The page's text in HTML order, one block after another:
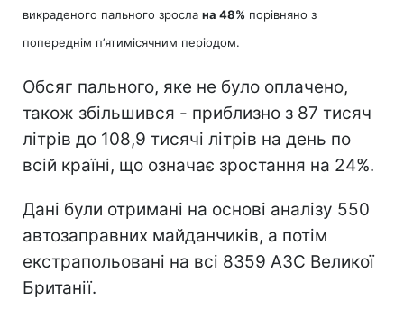
викраденого пального зросла на 48% порівняно з
попереднім п’ятимісячним періодом.
Обсяг пального, яке не було оплачено,
також збільшився - приблизно з 87 тисяч
літрів до 108,9 тисячі літрів на день по
всій країні, що означає зростання на 24%.
Дані були отримані на основі аналізу 550
автозаправних майданчиків, а потім
екстрапольовані на всі 8359 АЗС Великої
Британії.